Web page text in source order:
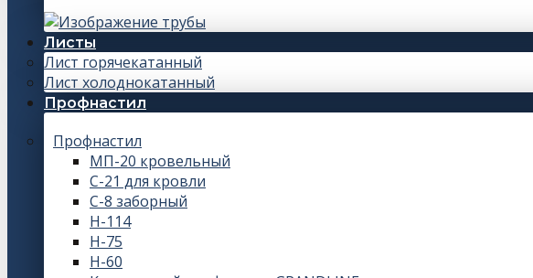
Листы
Лист горячекатанный
Лист холоднокатанный
Профнастил
Профнастил
МП-20 кровельный
С-21 для кровли
С-8 заборный
Н-114
Н-75
Н-60